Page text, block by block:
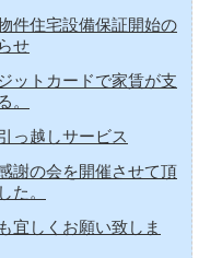
件住宅設備保証開始の
せ
ットカードで家賃が支
。
っ越しサービス
謝の会を開催させて頂
た。
宜しくお願い致しま